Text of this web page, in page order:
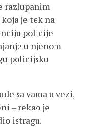
razlupanim
je tek na
policije
u njenom
policijsku
sa vama u vezi,
– rekao je
istragu.